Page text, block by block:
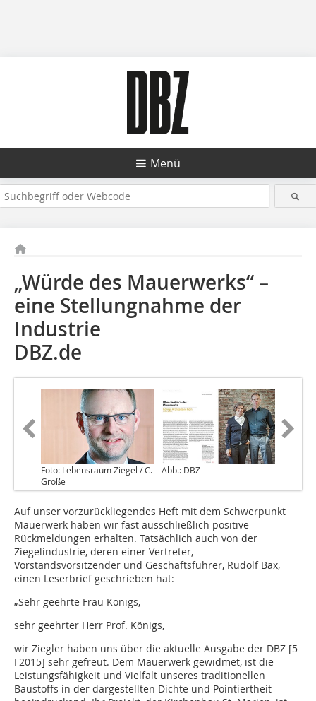
Menü
„Würde des Mauerwerks“ –
eine Stellungnahme der
Industrie
DBZ.de
Foto: Lebensraum Ziegel / C.
Große
Abb.: DBZ
Auf unser vorzurückliegendes Heft mit dem Schwerpunkt
Mauerwerk haben wir fast ausschließlich positive
Rückmeldungen erhalten. Tatsächlich auch von der
Ziegelindustrie, deren einer Vertreter,
Vorstandsvorsitzender und Geschäftsführer, Rudolf Bax,
einen Leserbrief geschrieben hat:
„Sehr geehrte Frau Königs,
sehr geehrter Herr Prof. Königs,
wir Ziegler haben uns über die aktuelle Ausgabe der DBZ [5
I 2015] sehr gefreut. Dem Mauerwerk gewidmet, ist die
Leistungsfähigkeit und Vielfalt unseres traditionellen
Baustoffs in der dargestellten Dichte und Pointiertheit